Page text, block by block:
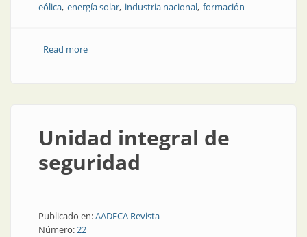
eólica energía solar industria nacional formación
Read moreabout Un banco para aprender sobre energías
Unidad integral de
seguridad
Publicado en:AADECA Revista
Número:22